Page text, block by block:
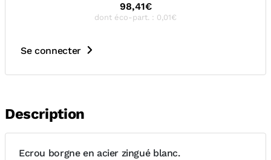
98,41€
dont éco-part. : 0,01€
Se connecter
Description
Ecrou borgne en acier zingué blanc.